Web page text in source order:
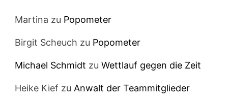
Martina zu Popometer
Birgit Scheuch zu Popometer
Michael Schmidt zuWettlauf gegen die Zeit
Heike Kief zuAnwalt der Teammitglieder